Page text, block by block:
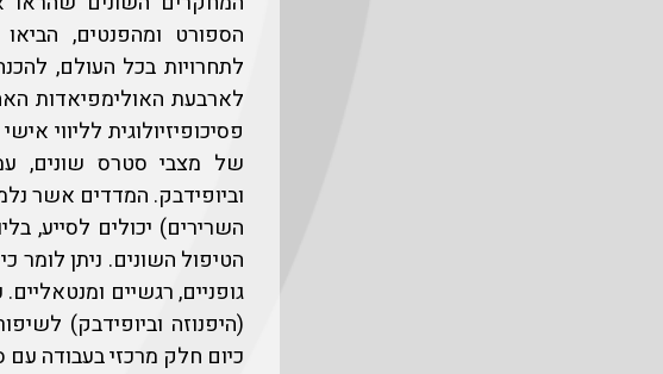
הספורט ומהפנטים,
לתחרויות בכל העולם,
לארבעת האולימפיאדות
פסיכופיזיולוגית לליווי
של מצבי סטרס שונים,
וביופידבק. המדדים אשר
השרירים) יכולים לסייע,
הטיפול השונים. ניתן לומר
גופניים, רגשיים
(היפנוזה וביופידבק)
כיום חלק מרכזי בעבודה עם